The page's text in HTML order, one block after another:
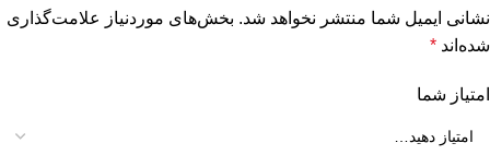
نشانی ایمیل شما منتشر نخواهد شد. بخش‌های موردنیاز علامت‌گذاری
شده‌اند *
امتیاز شما